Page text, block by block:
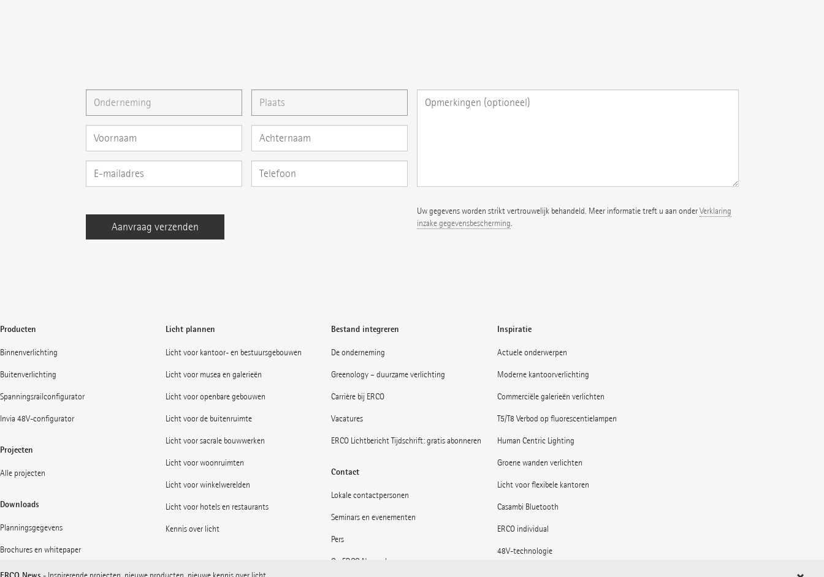
Uw gegevens worden strikt vertrouwelijk behandeld. Meer informatie treft u aan onderVerklaring
inzake gegevensbescherming.
Producten
Binnenverlichting
Buitenverlichting
Spanningsrailconfigurator
Invia 48V-configurator
Projecten
Alle projecten
Downloads
Planningsgegevens
Brochures en whitepaper
Licht plannen
Licht voor kantoor- en bestuursgebouwen
Licht voor musea en galerieën
Licht voor openbare gebouwen
Licht voor de buitenruimte
Licht voor sacrale bouwwerken
Licht voor woonruimten
Licht voor winkelwerelden
Licht voor hotels en restaurants
Kennis over licht
Bestand integreren
De onderneming
Greenology – duurzame verlichting
Carrière bij ERCO
Vacatures
ERCO Lichtbericht Tijdschrift: gratis abonneren
Contact
Lokale contactpersonen
Seminars en evenementen
Pers
Op ERCO News abonneren
Inspiratie
Actuele onderwerpen
Moderne kantoorverlichting
Commerciële galerieën verlichten
T5/T8 Verbod op fluorescentielampen
Human Centric Lighting
Groene wanden verlichten
Licht voor flexibele kantoren
Casambi Bluetooth
ERCO individual
48V-technologie